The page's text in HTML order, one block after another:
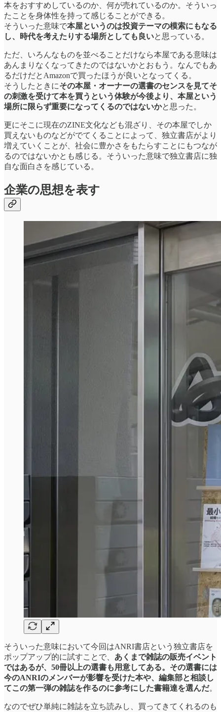
本をおすすめしているのか、何が売れているのか。そういっ
たことを身体性を持って感じることができる。
そういった意味で本屋というのは投資テーマの模索にもなる
し、時代を考えたりする場所としても良いと思っている。
ただ、いろんなものを並べることだけなら本屋である意味は
あんまりなくなってきたのではないかとおもう。なんでもあ
るだけだとAmazonで買ったほうが良いとなってくる。
そうしたときにその本屋・オーナーの選書のセンスを見てそ
の刺激を受けて本を買うという体験が今後より、本屋という
場所に限らず重要になってくるのではないかと思った。
更にそこに現在のZINE文化なども混ざり、その本屋でしか
買えないものなどがでてくることによって、独立書店がより
増えていくことが、社会に豊かさをもたらすことにもつなが
るのではないかとも感じる。そういった意味で独立書店に独
自な面白さを感じている。
企業の思想を表す
そういった意味において今回はANRI書店という独立書店を
ポップアップ的に試すことで、 あくまで雑誌の販売イベント
ではあるが、50冊以上の選書も用意してある。その選書には
今のANRIのメンバーが影響を受けた本や、編集部と相談し
てこの第一弾の雑誌を作るのに参考にした書籍達を選んだ。
なのでぜひ単純に雑誌を立ち読みし、買ってきてくれるのも